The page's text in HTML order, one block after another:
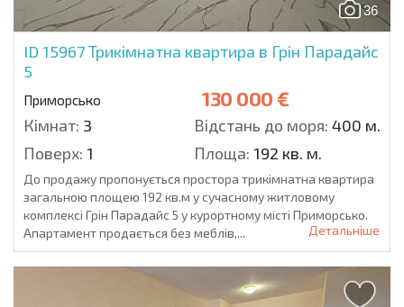
36
ID 15967Трикімнатна квартира в Грін Парадайс
5
Приморсько 130 000 €
Кімнат: 3 Відстань до моря: 400 м.
Поверх: 1 Площа: 192 кв. м.
До продажу пропонується простора трикімнатна квартира
загальною площею 192 кв.м у сучасному житловому
комплексі Грін Парадайс 5 у курортному місті Приморсько.
Апартамент продається без меблів,...
Детальніше